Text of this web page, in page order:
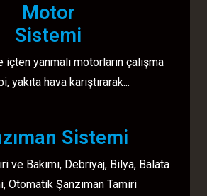
Motor
Sistemi
yanmalı motorların çalışma
yakıta hava karıştırarak...
Sistemi
ve Bakımı, Debriyaj, Bilya, Balata
Otomatik Şanzıman Tamiri